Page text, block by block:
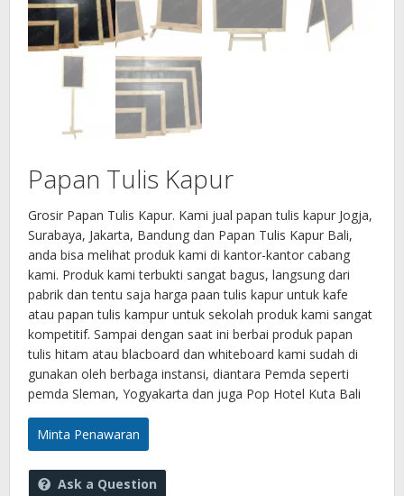
Papan Tulis Kapur
Grosir Papan Tulis Kapur. Kami jual papan tulis kapur Jogja,
Surabaya, Jakarta, Bandung dan Papan Tulis Kapur Bali,
anda bisa melihat produk kami di kantor-kantor cabang
kami. Produk kami terbukti sangat bagus, langsung dari
pabrik dan tentu saja harga paan tulis kapur untuk kafe
atau papan tulis kampur untuk sekolah produk kami sangat
kompetitif. Sampai dengan saat ini berbai produk papan
tulis hitam atau blacboard dan whiteboard kami sudah di
gunakan oleh berbaga instansi, diantara Pemda seperti
pemda Sleman, Yogyakarta dan juga Pop Hotel Kuta Bali
Minta Penawaran
Ask a Question